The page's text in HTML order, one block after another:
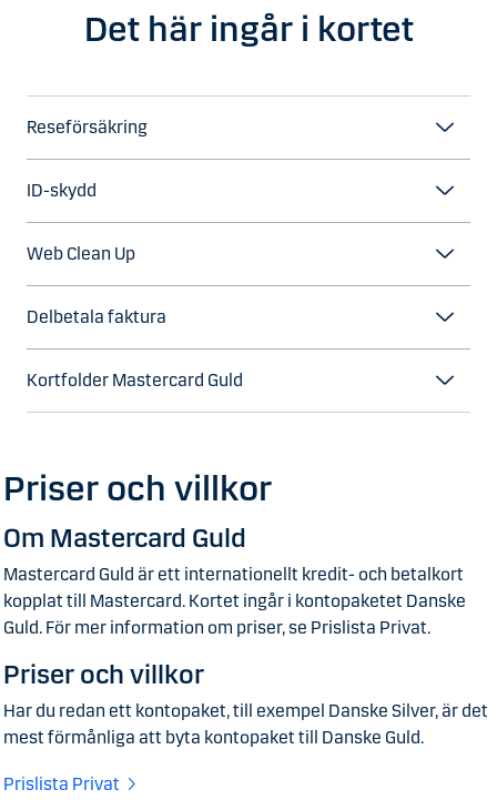
Det här ingår i kortet
Reseförsäkring
ID-skydd
Web Clean Up
Delbetala faktura
Kortfolder Mastercard Guld
Priser och villkor
Om Mastercard Guld
Mastercard Guld är ett internationellt kredit- och betalkort
kopplat till Mastercard. Kortet ingår i kontopaketet Danske
Guld. För mer information om priser, se Prislista Privat.
Priser och villkor
Har du redan ett kontopaket, till exempel Danske Silver, är det
mest förmånliga att byta kontopaket till Danske Guld.
Prislista Privat